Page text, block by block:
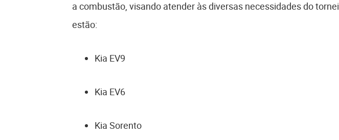
a combustão, visando atender às diversas necessidades do
estão:
Kia EV9
Kia EV6
Kia Sorento